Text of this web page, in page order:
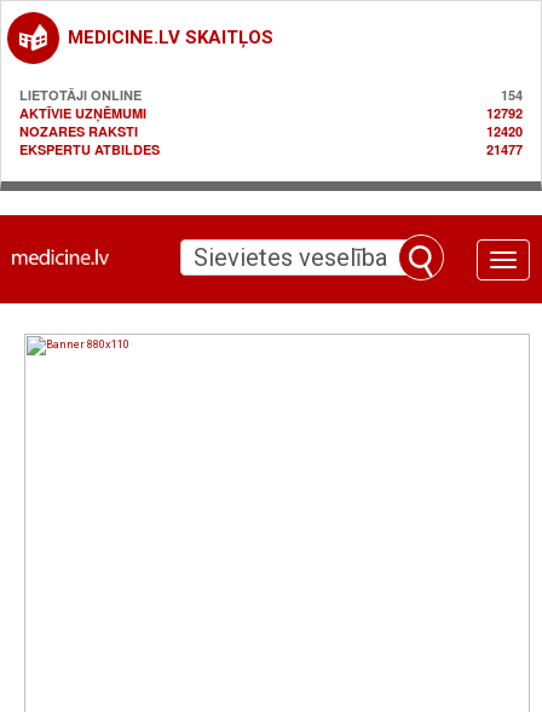
MEDICINE.LV SKAITĻOS
LIETOTĀJI ONLINE
154
AKTĪVIE UZŅĒMUMI
12792
NOZARES RAKSTI
12420
EKSPERTU ATBILDES
21477
Toggle